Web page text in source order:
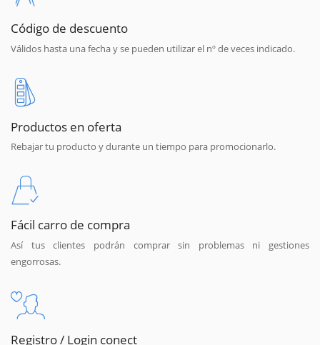
Código de descuento
Válidos hasta una fecha y se pueden utilizar el nº de veces indicado.
Productos en oferta
Rebajar tu producto y durante un tiempo para promocionarlo.
Fácil carro de compra
Así tus clientes podrán comprar sin problemas ni gestiones
engorrosas.
Registro / Login conect